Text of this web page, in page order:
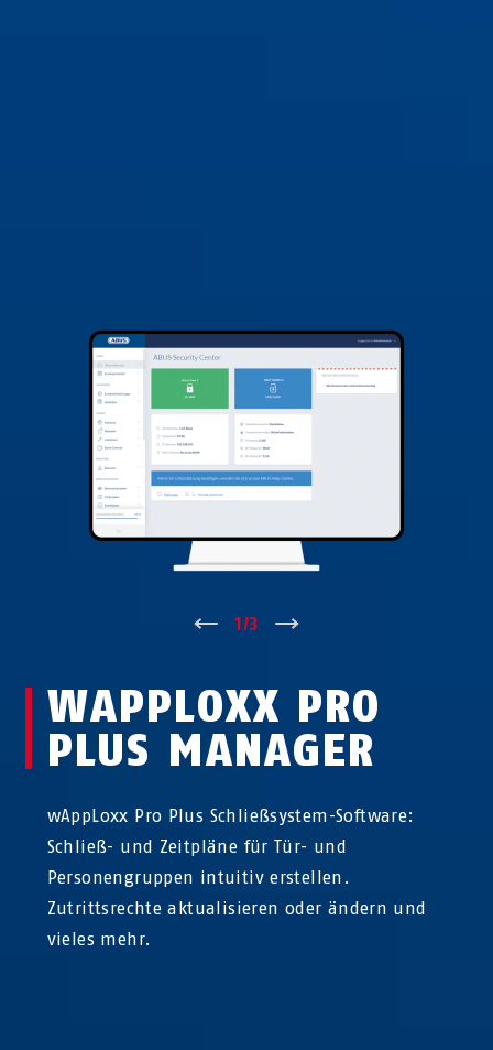
1/3
WAPPLOXX PRO
PLUS MANAGER
wAppLoxx Pro Plus Schließsystem-Software:
Schließ- und Zeitpläne für Tür- und
Personengruppen intuitiv erstellen.
Zutrittsrechte aktualisieren oder ändern und
vieles mehr.